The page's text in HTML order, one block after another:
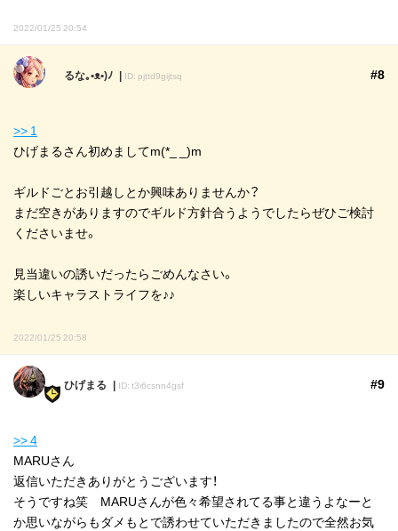
2022/01/25 20:54
るな｡•ᴥ•)ﾉ ID: pjttd9gijtsq #8
>> 1
ひげまるさん初めましてm(*_ _)m
ギルドごとお引越しとか興味ありませんか？
まだ空きがありますのでギルド方針合うようでしたらぜひご検討
くださいませ。
見当違いの誘いだったらごめんなさい。
楽しいキャラストライフを♪♪
2022/01/25 20:58
ひげまる ID: t3i6csnn4gsf #9
>> 4
MARUさん
返信いただきありがとうございます！
そうですね笑 MARUさんが色々希望されてる事と違うよなーと
か思いながらもダメもとで誘わせていただきましたので全然お気